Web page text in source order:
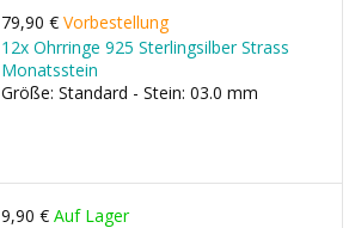
79,90 € Vorbestellung
12x Ohrringe 925 Sterlingsilber Strass
Monatsstein
Größe: Standard - Stein: 03.0 mm
9,90 € Auf Lager